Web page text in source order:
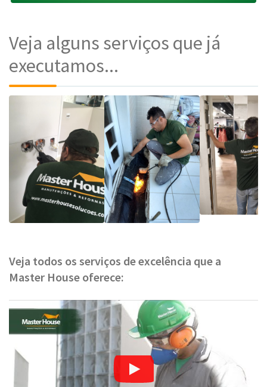
Veja alguns serviços que já
executamos...
Veja todos os serviços de excelência que a
Master House oferece: